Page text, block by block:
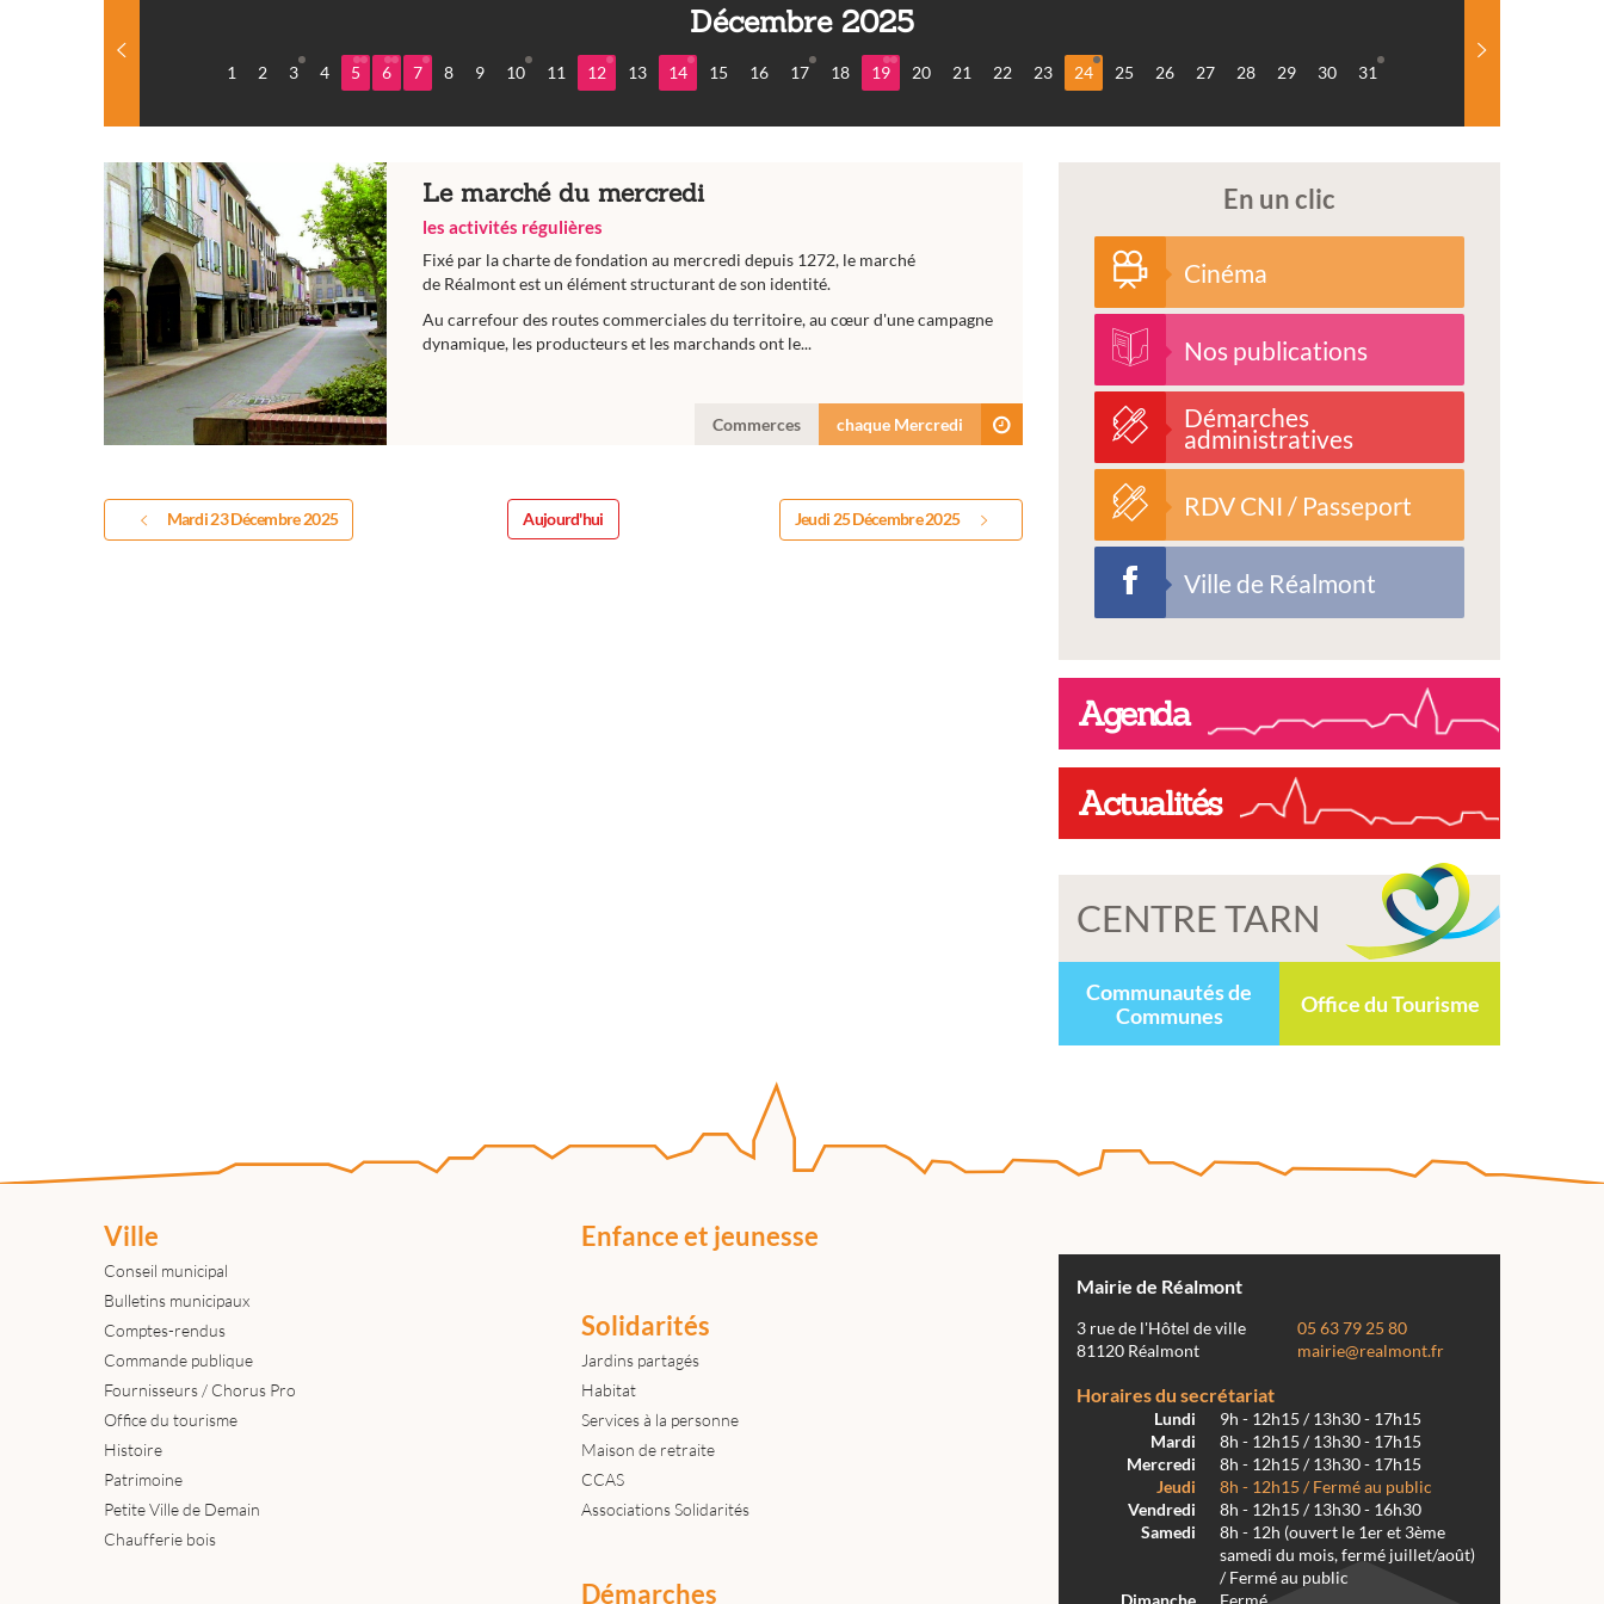
Décembre 2025
1 2 3 4 5 6 7 8 9 10 11 12 13 14 15 16 17 18 19 20 21 22 23 24 25 26 27 28 29 30 31
Le marché du mercredi
les activités régulières
Fixé par la charte de fondation au mercredi depuis 1272, le marché
de Réalmont est un élément structurant de son identité.
Au carrefour des routes commerciales du territoire, au cœur d'une campagne
dynamique, les producteurs et les marchands ont le...
Commerces chaque Mercredi
Mardi 23 Décembre 2025 Aujourd'hui Jeudi 25 Décembre 2025
En un clic
Cinéma
Nos publications
Démarches
administratives
RDV CNI / Passeport
Ville de Réalmont
Agenda
Actualités
CENTRE TARN
Communautés de
Communes
Office du Tourisme
Ville
Conseil municipal
Bulletins municipaux
Comptes-rendus
Commande publique
Fournisseurs / Chorus Pro
Office du tourisme
Histoire
Patrimoine
Petite Ville de Demain
Chaufferie bois
Enfance et jeunesse
Solidarités
Jardins partagés
Habitat
Services à la personne
Maison de retraite
CCAS
Associations Solidarités
Démarches
Mairie de Réalmont
3 rue de l'Hôtel de ville
81120 Réalmont
05 63 79 25 80
mairie@realmont.fr
Horaires du secrétariat
Lundi
9h - 12h15 / 13h30 - 17h15
Mardi
8h - 12h15 / 13h30 - 17h15
Mercredi
8h - 12h15 / 13h30 - 17h15
Jeudi
8h - 12h15 / Fermé au public
Vendredi
8h - 12h15 / 13h30 - 16h30
Samedi
8h - 12h (ouvert le 1er et 3ème
samedi du mois, fermé juillet/août)
/ Fermé au public
Dimanche
Fermé